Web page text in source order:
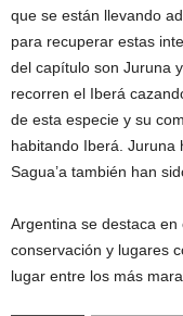
que se están llevando
para recuperar estas
del capítulo son Juruna
recorren el Iberá
de esta especie y su
habitando Iberá. Juruna
Sagua’a también han
Argentina se destaca
conservación y lugares
lugar entre los más